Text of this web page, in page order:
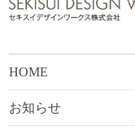
HOME
お知らせ